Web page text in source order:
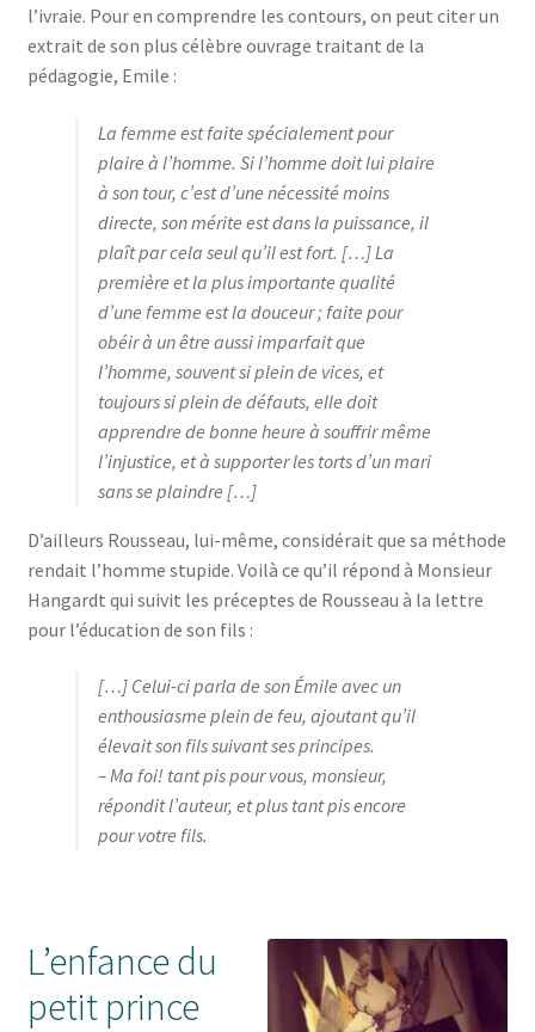
l’ivraie. Pour en comprendre les contours, on peut citer un
extrait de son plus célèbre ouvrage traitant de la
pédagogie, Emile :
La femme est faite spécialement pour
plaire à l’homme. Si l’homme doit lui plaire
à son tour, c’est d’une nécessité moins
directe, son mérite est dans la puissance, il
plaît par cela seul qu’il est fort. […] La
première et la plus importante qualité
d’une femme est la douceur ; faite pour
obéir à un être aussi imparfait que
l’homme, souvent si plein de vices, et
toujours si plein de défauts, elle doit
apprendre de bonne heure à souffrir même
l’injustice, et à supporter les torts d’un mari
sans se plaindre […]
D’ailleurs Rousseau, lui-même, considérait que sa méthode
rendait l’homme stupide. Voilà ce qu’il répond à Monsieur
Hangardt qui suivit les préceptes de Rousseau à la lettre
pour l’éducation de son fils :
[…] Celui-ci parla de son Émile avec un
enthousiasme plein de feu, ajoutant qu’il
élevait son fils suivant ses principes.
– Ma foi! tant pis pour vous, monsieur,
répondit l’auteur, et plus tant pis encore
pour votre fils.
L’enfance du
petit prince